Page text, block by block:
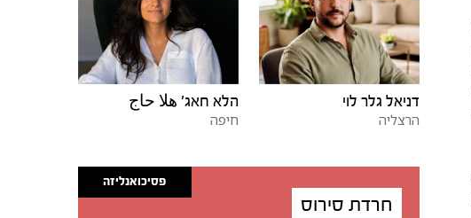
דניאל גלר לוי
הרצליה
הלא חאג' هلا حاج
חיפה
פסיכואנליזה
חרדת סירוס